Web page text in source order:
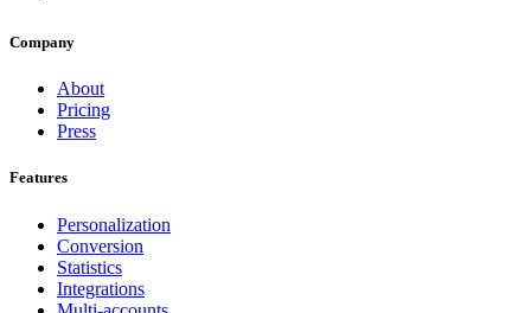
Company
About
Pricing
Press
Features
Personalization
Conversion
Statistics
Integrations